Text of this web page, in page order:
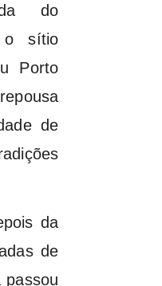
do
o sítio
Porto
de
da
de
passou